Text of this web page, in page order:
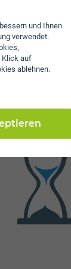
und Ihnen
verwendet.
Klick auf
ablehnen.